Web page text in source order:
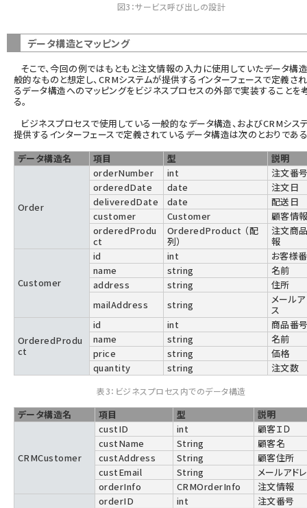
図3：サービス呼び出しの設計
データ構造とマッピング
そこで、今回の例ではもともと注文情報の入力に使用していたデータ構
般的なものと想定し、CRMシステムが提供するインターフェースで定義さ
るデータ構造へのマッピングをビジネスプロセスの外部で実装することを
る。
ビジネスプロセスで使用している一般的なデータ構造、およびCRMシス
提供するインターフェースで定義されているデータ構造は次のとおりである
データ構造名
項目 型 説明
Order
orderNumber int
注文番
orderedDate
date
注文日
deliveredDate
date
配送日
customer
Customer
顧客情
orderedProdu
ct
OrderedProduct （配
列）
注文商
報
Customer
id int
お客様
name
string
名前
address
string
住所
mailAddress
string
メールア
ス
OrderedProdu
ct
id int
商品番
name
string
名前
price
string
価格
quantity
string 注文数
表3：ビジネスプロセス内でのデータ構造
データ構造名 項目 型 説明
CRMCustomer
custID int
顧客ＩＤ
custName
String
顧客名
custAddress
String
顧客住所
custEmail
String
メールアド
orderInfo
CRMOrderInfo 注文情報
orderID int
注文番号